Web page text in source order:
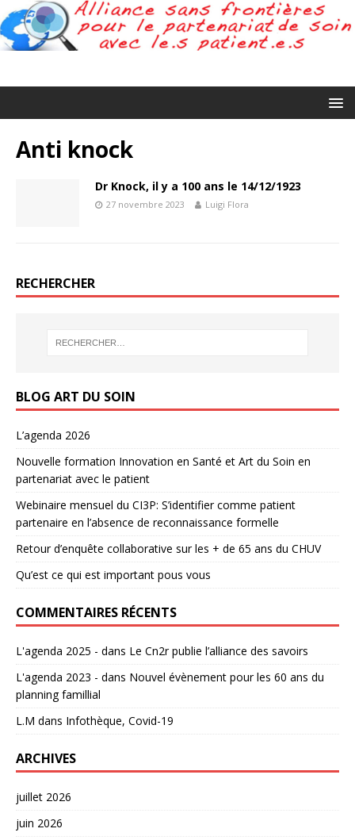
Anti knock
Dr Knock, il y a 100 ans le 14/12/1923
27 novembre 2023 Luigi Flora
RECHERCHER
BLOG ART DU SOIN
L’agenda 2026
Nouvelle formation Innovation en Santé et Art du Soin en
partenariat avec le patient
Webinaire mensuel du CI3P: S’identifier comme patient
partenaire en l’absence de reconnaissance formelle
Retour d’enquête collaborative sur les + de 65 ans du CHUV
Qu’est ce qui est important pous vous
COMMENTAIRES RÉCENTS
L'agenda 2025 - dans Le Cn2r publie l’alliance des savoirs
L'agenda 2023 - dans Nouvel évènement pour les 60 ans du
planning famillial
L.M dans Infothèque, Covid-19
ARCHIVES
juillet 2026
juin 2026